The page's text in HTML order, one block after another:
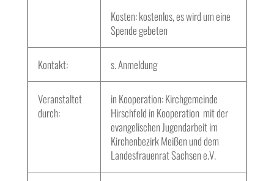
Kosten: kostenlos, es wird um eine
Spende gebeten
Kontakt: s. Anmeldung
Veranstaltet
durch:
in Kooperation: Kirchgemeinde
Hirschfeld in Kooperation mit der
evangelischen Jugendarbeit im
Kirchenbezirk Meißen und dem
Landesfrauenrat Sachsen e.V.